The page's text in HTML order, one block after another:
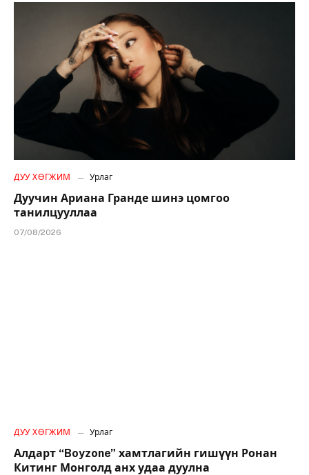
ДУУ ХӨГЖИМ Урлаг
Дуучин Ариана Гранде шинэ цомгоо
танилцууллаа
07/08/2026
ДУУ ХӨГЖИМ Урлаг
Алдарт “Boyzone” хамтлагийн гишүүн Ронан
Китинг Монголд анх удаа дуулна